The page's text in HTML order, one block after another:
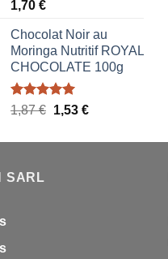
Note5.00
sur 5
1,70 €
Chocolat Noir au
Moringa Nutritif ROYAL
CHOCOLATE 100g
Note5.00
sur 5
1,87€ Le
initial
1,53 €Le
actuel
SARL